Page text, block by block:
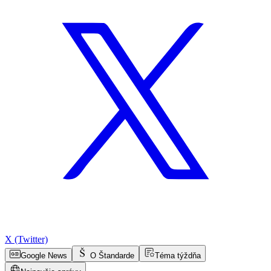
X (Twitter)
Google News O Štandarde
Téma týždňa